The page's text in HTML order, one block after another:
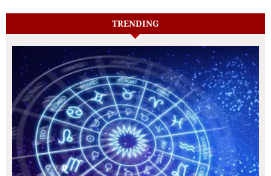
TRENDING